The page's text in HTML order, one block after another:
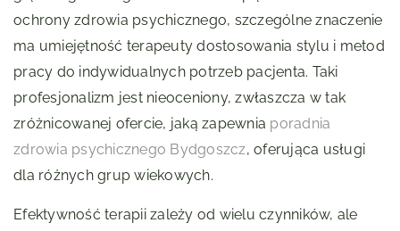
ochrony zdrowia psychicznego, szczególne znaczenie
ma umiejętność terapeuty dostosowania stylu i metod
pracy do indywidualnych potrzeb pacjenta. Taki
profesjonalizm jest nieoceniony, zwłaszcza w tak
zróżnicowanej ofercie, jaką zapewnia poradnia
zdrowia psychicznego Bydgoszcz, oferująca usługi
dla różnych grup wiekowych.
Efektywność terapii zależy od wielu czynników, ale